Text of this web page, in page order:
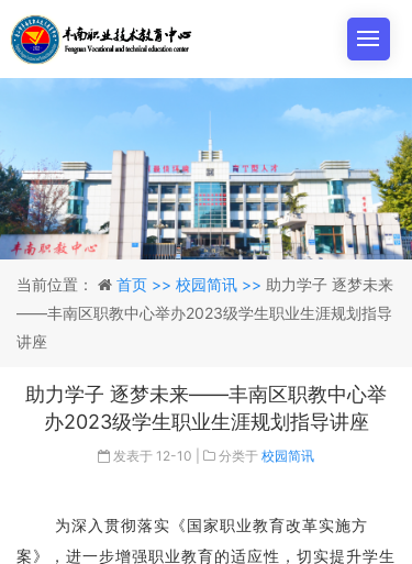
当前位置： 首页 >> 校园简讯 >> 助力学子 逐梦未来
——丰南区职教中心举办2023级学生职业生涯规划指导
讲座
助力学子 逐梦未来——丰南区职教中心举
办2023级学生职业生涯规划指导讲座
发表于 12-10 分类于 校园简讯
为深入贯彻落实《国家职业教育改革实施方
案》，进一步增强职业教育的适应性，切实提升学生